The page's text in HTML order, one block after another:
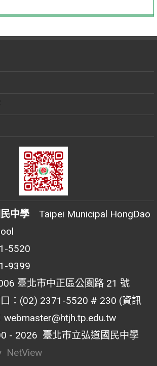
中學 Taipei Municipal HongDao
5520
9399
臺北市中正區公園路 21 號
：(02) 2371-5520 # 230 (資訊
- 2026 臺北市立弘道國民中學
NetView